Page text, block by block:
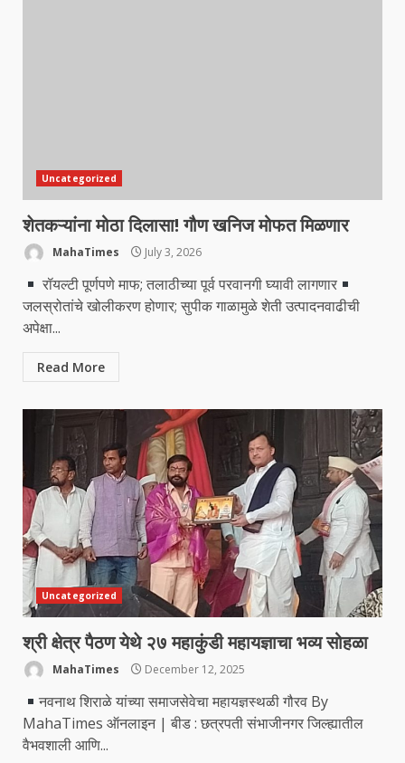
Uncategorized
शेतकऱ्यांना मोठा दिलासा! गौण खनिज मोफत मिळणार
MahaTimes July 3, 2026
रॉयल्टी पूर्णपणे माफ; तलाठीच्या पूर्व परवानगी घ्यावी लागणार
जलस्रोतांचे खोलीकरण होणार; सुपीक गाळामुळे शेती उत्पादनवाढीची
अपेक्षा...
Read More
Uncategorized
श्री क्षेत्र पैठण येथे २७ महाकुंडी महायज्ञाचा भव्य सोहळा
MahaTimes December 12, 2025
नवनाथ शिराळे यांच्या समाजसेवेचा महायज्ञस्थळी गौरव By
MahaTimes ऑनलाइन | बीड : छत्रपती संभाजीनगर जिल्ह्यातील
वैभवशाली आणि...